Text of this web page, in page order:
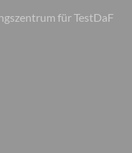
für TestDaF